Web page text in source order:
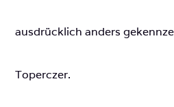
ausdrücklich anders
Toperczer.